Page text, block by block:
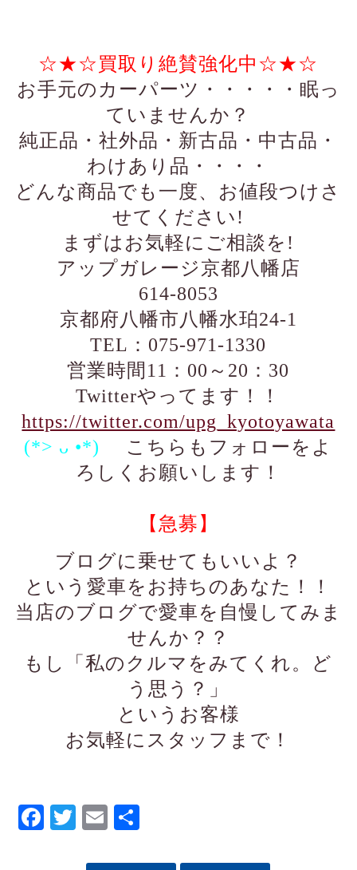
☆★☆買取り絶賛強化中☆★☆
お手元のカーパーツ・・・・・眠っ
ていませんか？
純正品・社外品・新古品・中古品・
わけあり品・・・・
どんな商品でも一度、お値段つけさ
せてください!
まずはお気軽にご相談を!
アップガレージ京都八幡店
614-8053
京都府八幡市八幡水珀24-1
TEL：075-971-1330
営業時間11：00～20：30
Twitterやってます！！
https://twitter.com/upg_kyotoyawata
(*> ᴗ •*)ゞ
こちらもフォローをよ
ろしくお願いします！
【急募】
ブログに乗せてもいいよ？
という愛車をお持ちのあなた！！
当店のブログで愛車を自慢してみま
せんか？？
もし「私のクルマをみてくれ。ど
う思う？」
というお客様
お気軽にスタッフまで！
Facebook
Twitter
EmailShare